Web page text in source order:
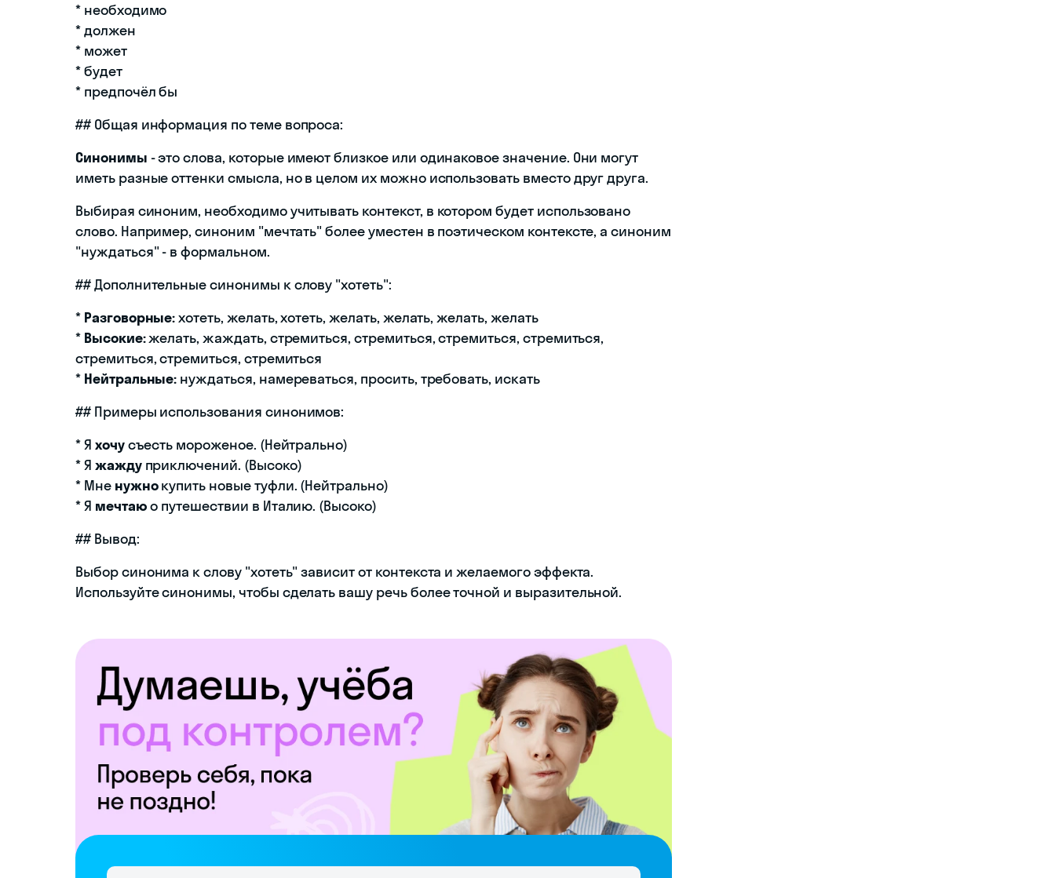
* необходимо
* должен
* может
* будет
* предпочёл бы
## Общая информация по теме вопроса:
Синонимы - это слова, которые имеют близкое или одинаковое значение. Они могут
иметь разные оттенки смысла, но в целом их можно использовать вместо друг друга.
Выбирая синоним, необходимо учитывать контекст, в котором будет использовано
слово. Например, синоним "мечтать" более уместен в поэтическом контексте, а синоним
"нуждаться" - в формальном.
## Дополнительные синонимы к слову "хотеть":
* Разговорные:хотеть, желать, хотеть, желать, желать, желать, желать
* Высокие:желать, жаждать, стремиться, стремиться, стремиться, стремиться,
стремиться, стремиться, стремиться
* Нейтральные: нуждаться, намереваться, просить, требовать, искать
## Примеры использования синонимов:
* Я хочусъесть мороженое. (Нейтрально)
* Я жаждуприключений. (Высоко)
* Мне нужнокупить новые туфли. (Нейтрально)
* Я мечтаюо путешествии в Италию. (Высоко)
## Вывод:
Выбор синонима к слову "хотеть" зависит от контекста и желаемого эффекта.
Используйте синонимы, чтобы сделать вашу речь более точной и выразительной.